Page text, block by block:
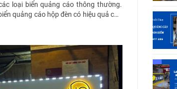
loại biển quảng cáo thông thường.
quảng cáo hộp đèn có hiệu quả cao